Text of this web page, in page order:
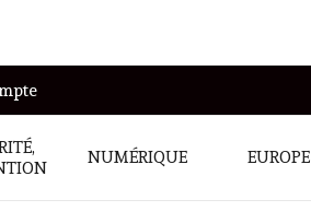
NUMÉRIQUE EUROPE